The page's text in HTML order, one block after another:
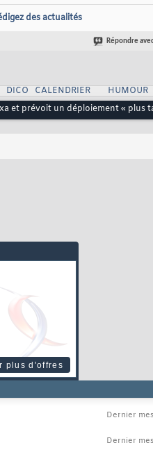
des actualités
Répondre
DICO CALENDRIER
HUMOUR
et prévoit un déploiement « plus
plus d'offres
Dernier
Dernier